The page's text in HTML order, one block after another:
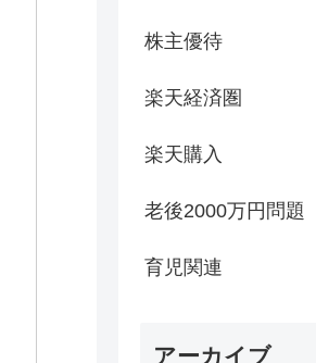
株主優待
楽天経済圏
楽天購入
老後2000万円問題
育児関連
アーカイブ